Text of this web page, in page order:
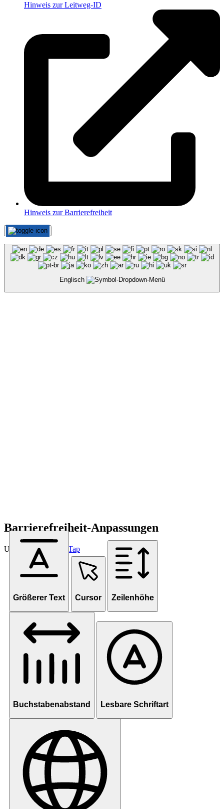
Hinweis zur Leitweg-ID
Hinweis zur Barrierefreiheit
Englisch
Barrierefreiheit-Anpassungen
Unterstützt von OneTap
Größerer Text Cursor Zeilenhöhe
Buchstabenabstand Lesbare Schriftart